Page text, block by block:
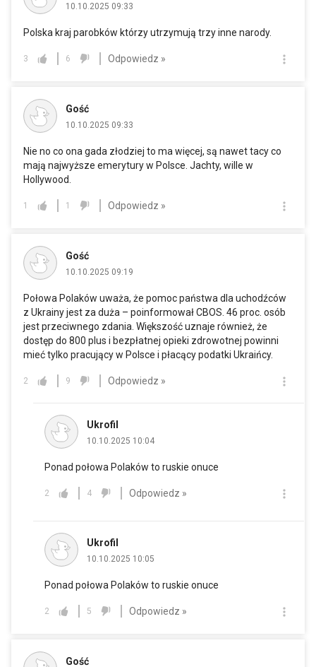
10.10.2025 09:33
Polska kraj parobków którzy utrzymują trzy inne narody.
3 6 Odpowiedz »
Gość
10.10.2025 09:33
Nie no co ona gada złodziej to ma więcej, są nawet tacy co
mają najwyższe emerytury w Polsce. Jachty, wille w
Hollywood.
1 1 Odpowiedz »
Gość
10.10.2025 09:19
Połowa Polaków uważa, że pomoc państwa dla uchodźców
z Ukrainy jest za duża – poinformował CBOS. 46 proc. osób
jest przeciwnego zdania. Większość uznaje również, że
dostęp do 800 plus i bezpłatnej opieki zdrowotnej powinni
mieć tylko pracujący w Polsce i płacący podatki Ukraińcy.
2 9 Odpowiedz »
Ukrofil
10.10.2025 10:04
Ponad połowa Polaków to ruskie onuce
2 4 Odpowiedz »
Ukrofil
10.10.2025 10:05
Ponad połowa Polaków to ruskie onuce
2 5 Odpowiedz »
Gość